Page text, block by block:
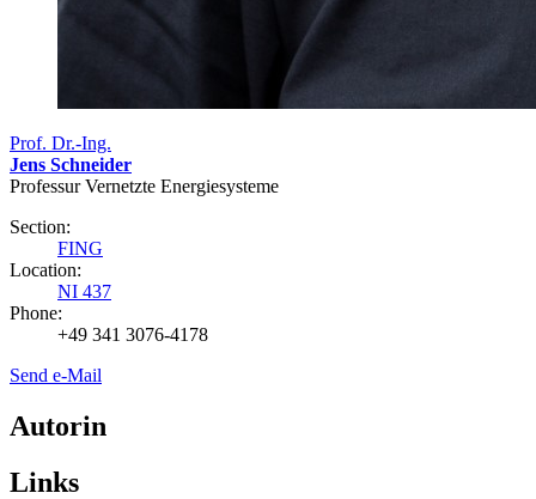
Prof. Dr.-Ing.
Jens Schneider
Professur Vernetzte Energiesysteme
Section:
FING
Location:
NI 437
Phone:
+49 341 3076-4178
Send e-Mail
Autorin
Links